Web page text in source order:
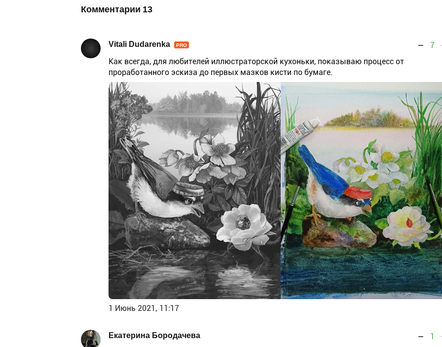
Комментарии 13
Vitali Dudarenka PRO
7
Как всегда, для любителей иллюстраторской кухоньки, показываю процесс от
проработанного эскиза до первых мазков кисти по бумаге.
1 Июнь 2021, 11:17
Екатерина Бородачева
1